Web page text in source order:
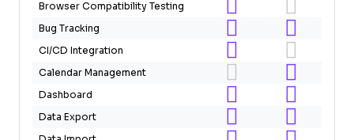
Browser Compatibility Testing
Bug Tracking
CI/CD Integration
Calendar Management
Dashboard
Data Export